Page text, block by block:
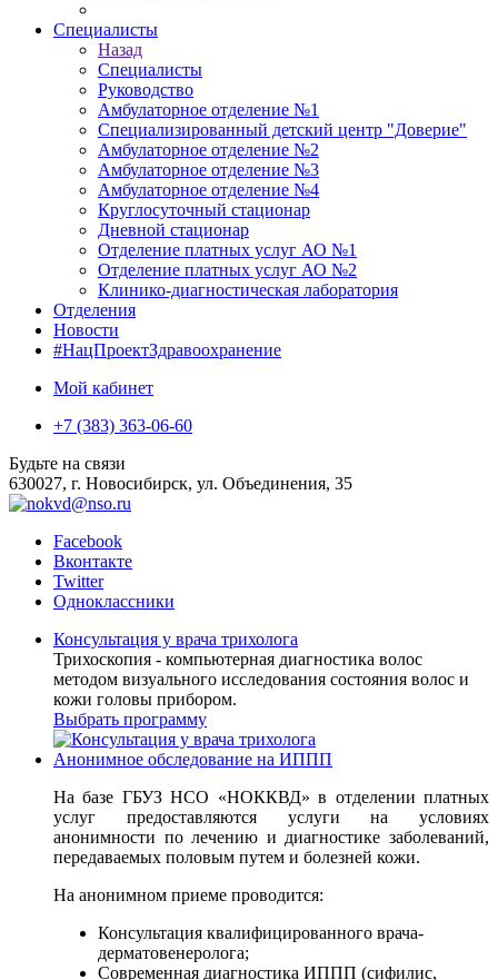
Специалисты
Назад
Специалисты
Руководство
Амбулаторное отделение №1
Специализированный детский центр "Доверие"
Амбулаторное отделение №2
Амбулаторное отделение №3
Амбулаторное отделение №4
Круглосуточный стационар
Дневной стационар
Отделение платных услуг АО №1
Отделение платных услуг АО №2
Клинико-диагностическая лаборатория
Отделения
Новости
#НацПроектЗдравоохранение
Мой кабинет
+7 (383) 363-06-60
Будьте на связи
630027, г. Новосибирск, ул. Объединения, 35
Facebook
Вконтакте
Twitter
Одноклассники
Консультация у врача трихолога
Трихоскопия - компьютерная диагностика волос
методом визуального исследования состояния волос и
кожи головы прибором.
Выбрать программу
Анонимное обследование на ИППП
На базе ГБУЗ НСО «НОККВД» в отделении платных
услуг предоставляются услуги на условиях
анонимности по лечению и диагностике заболеваний,
передаваемых половым путем и болезней кожи.
На анонимном приеме проводится:
Консультация квалифицированного врача-
дерматовенеролога;
Современная диагностика ИППП (сифилис,